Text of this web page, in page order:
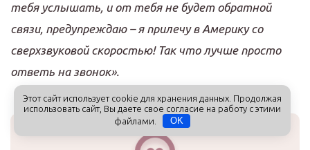
тебя услышать, и от тебя не будет обратной
связи, предупреждаю – я прилечу в Америку со
сверхзвуковой скоростью! Так что лучше просто
ответь на звонок».
Этот сайт использует cookie для хранения данных. Продолжая
использовать сайт, Вы даете свое согласие на работу с этими
файлами.
OK